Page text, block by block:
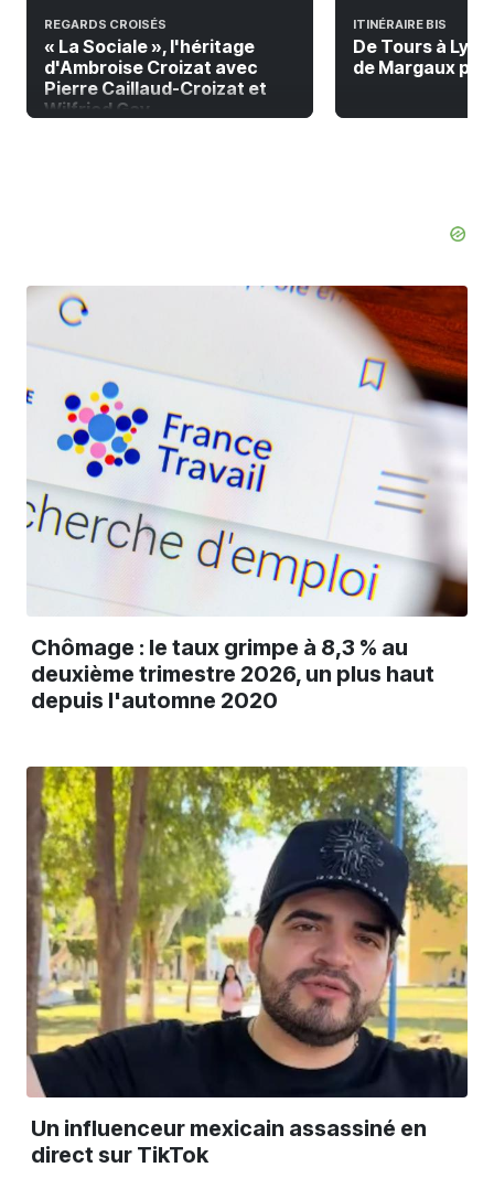
REGARDS CROISÉS
« La Sociale », l'héritage
d'Ambroise Croizat avec
Pierre Caillaud-Croizat et
Wilfried Gay
ITINÉRAIRE BIS
De Tours à
de Margaux
Chômage : le taux grimpe à 8,3 % au
deuxième trimestre 2026, un plus haut
depuis l'automne 2020
Un influenceur mexicain assassiné en
direct sur TikTok